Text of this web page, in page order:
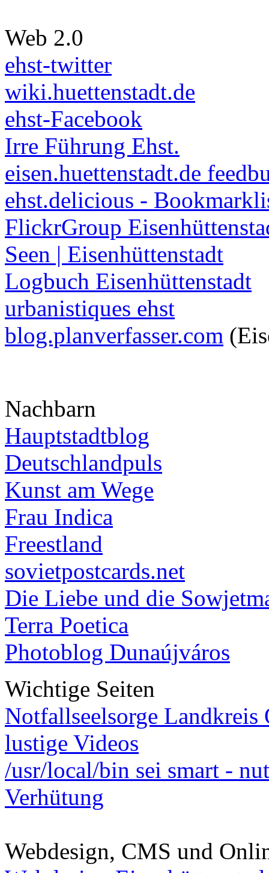
Web 2.0
ehst-twitter
wiki.huettenstadt.de
ehst-Facebook
Irre Führung Ehst.
eisen.huettenstadt.de
ehst.delicious -
FlickrGroup
Seen | Eisenhüttenstadt
Logbuch Eisenhüttenstadt
urbanistiques ehst
blog.planverfasser.com
Nachbarn
Hauptstadtblog
Deutschlandpuls
Kunst am Wege
Frau Indica
Freestland
sovietpostcards.net
Die Liebe und die
Terra Poetica
Photoblog Dunaújváros
Wichtige Seiten
Notfallseelsorge Landkreis
lustige Videos
/usr/local/bin sei smart -
Verhütung
Webdesign, CMS und